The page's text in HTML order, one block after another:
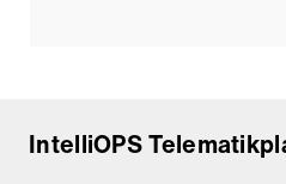
IntelliOPS